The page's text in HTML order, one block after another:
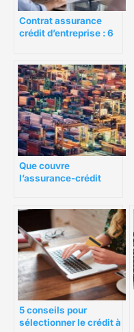
Contrat assurance
crédit d’entreprise : 6
Que couvre
l’assurance-crédit
5 conseils pour
sélectionner le crédit à